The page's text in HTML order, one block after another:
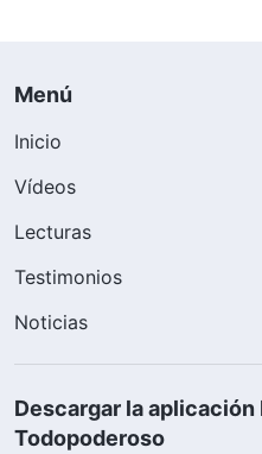
Menú
Inicio
Vídeos
Lecturas
Testimonios
Noticias
Descargar la aplicación
Todopoderoso